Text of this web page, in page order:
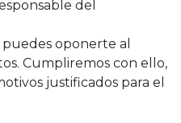
del
oponerte al
Cumpliremos con ello,
justificados para el